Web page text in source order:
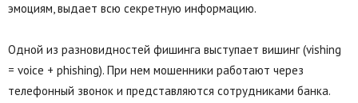
эмоциям, выдает всю секретную информацию.
Одной из разновидностей фишинга выступает вишинг (vishing
= voice + phishing). При нем мошенники работают через
телефонный звонок и представляются сотрудниками банка.